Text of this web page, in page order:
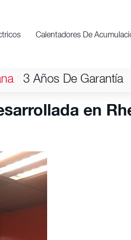
Calentadores De
3 Años De Garantía
en